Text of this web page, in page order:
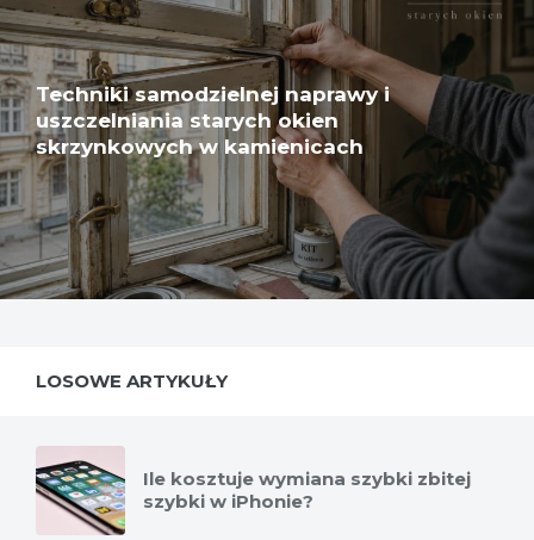
Techniki samodzielnej naprawy i
uszczelniania starych okien
skrzynkowych w kamienicach
LOSOWE ARTYKUŁY
Ile kosztuje wymiana szybki zbitej
szybki w iPhonie?